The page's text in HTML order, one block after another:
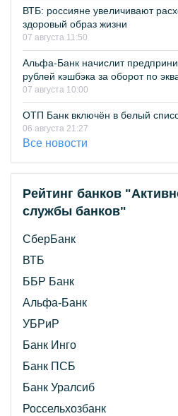
ВТБ: россияне увеличивают
здоровый образ жизни
07 августа 11:50
Альфа-Банк начислит
рублей кэшбэка за оборот по
07 августа 10:00
ОТП Банк включён в белый
06 августа 21:27
Все новости
Рейтинг банков
службы банков"
СберБанк
ВТБ
ББР Банк
Альфа-Банк
УБРиР
Банк Инго
Банк ПСБ
Банк Уралсиб
Россельхозбанк